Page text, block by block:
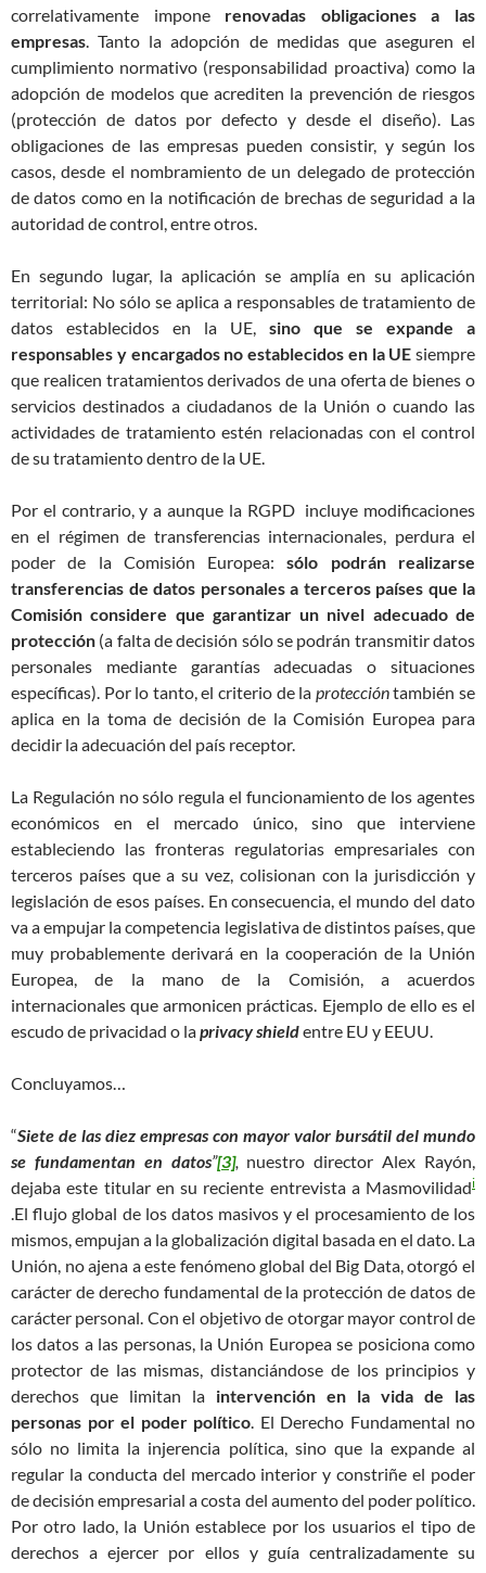
correlativamente impone renovadas obligaciones a las
empresas. Tanto la adopción de medidas que aseguren el
cumplimiento normativo (responsabilidad proactiva) como la
adopción de modelos que acrediten la prevención de riesgos
(protección de datos por defecto y desde el diseño). Las
obligaciones de las empresas pueden consistir, y según los
casos, desde el nombramiento de un delegado de protección
de datos como en la notificación de brechas de seguridad a la
autoridad de control, entre otros.
En segundo lugar, la aplicación se amplía en su aplicación
territorial: No sólo se aplica a responsables de tratamiento de
datos establecidos en la UE, sino que se expande a
responsables y encargados no establecidos en la UE siempre
que realicen tratamientos derivados de una oferta de bienes o
servicios destinados a ciudadanos de la Unión o cuando las
actividades de tratamiento estén relacionadas con el control
de su tratamiento dentro de la UE.
Por el contrario, y a aunque la RGPD incluye modificaciones
en el régimen de transferencias internacionales, perdura el
poder de la Comisión Europea:sólo podrán realizarse
transferencias de datos personales a terceros países que la
Comisión considere que garantizar un nivel adecuado de
protección (a falta de decisión sólo se podrán transmitir datos
personales mediante garantías adecuadas o situaciones
específicas). Por lo tanto, el criterio de la proteccióntambién se
aplica en la toma de decisión de la Comisión Europea para
decidir la adecuación del país receptor.
La Regulación no sólo regula el funcionamiento de los agentes
económicos en el mercado único, sino que interviene
estableciendo las fronteras regulatorias empresariales con
terceros países que a su vez, colisionan con la jurisdicción y
legislación de esos países. En consecuencia, el mundo del dato
va a empujar la competencia legislativa de distintos países, que
muy probablemente derivará en la cooperación de la Unión
Europea, de la mano de la Comisión, a acuerdos
internacionales que armonicen prácticas. Ejemplo de ello es el
escudo de privacidad o laprivacy shieldentre EU y EEUU.
Concluyamos…
“Siete de las diez empresas con mayor valor bursátil del mundo
se fundamentan en datos”[3], nuestro director Alex Rayón,
dejaba este titular en su reciente entrevista a Masmovilidadi
.El flujo global de los datos masivos y el procesamiento de los
mismos, empujan a la globalización digital basada en el dato. La
Unión, no ajena a este fenómeno global del Big Data, otorgó el
carácter de derecho fundamental de la protección de datos de
carácter personal. Con el objetivo de otorgar mayor control de
los datos a las personas, la Unión Europea se posiciona como
protector de las mismas, distanciándose de los principios y
derechos que limitan la intervención en la vida de las
personas por el poder político. El Derecho Fundamental no
sólo no limita la injerencia política, sino que la expande al
regular la conducta del mercado interior y constriñe el poder
de decisión empresarial a costa del aumento del poder político.
Por otro lado, la Unión establece por los usuarios el tipo de
derechos a ejercer por ellos y guía centralizadamente su